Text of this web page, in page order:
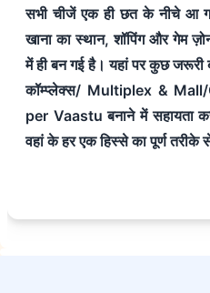
सभी चीजें एक ही छत के नीचे आ
खाना का स्थान, शॉपिंग और गेम
में ही बन गई है। यहां पर कुछ जरूरी
कॉम्प्लेक्स/ Multiplex &
per Vaastu बनाने में सहायता
वहां के हर एक हिस्से का पूर्ण तरीके